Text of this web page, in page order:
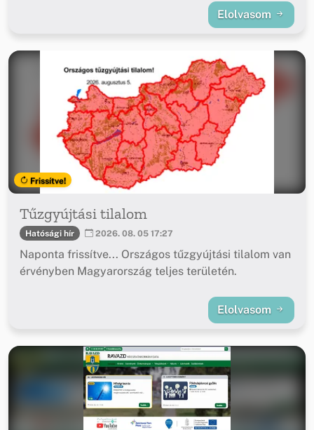
Elolvasom
Frissítve!
Tűzgyújtási tilalom
Hatósági hír 2026. 08. 05 17:27
Naponta frissítve... Országos tűzgyújtási tilalom van
érvényben Magyarország teljes területén.
Elolvasom